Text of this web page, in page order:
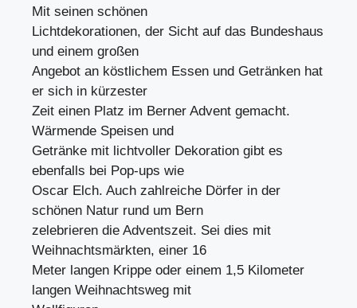
Mit seinen schönen
Lichtdekorationen, der Sicht auf das Bundeshaus
und einem großen
Angebot an köstlichem Essen und Getränken hat
er sich in kürzester
Zeit einen Platz im Berner Advent gemacht.
Wärmende Speisen und
Getränke mit lichtvoller Dekoration gibt es
ebenfalls bei Pop-ups wie
Oscar Elch. Auch zahlreiche Dörfer in der
schönen Natur rund um Bern
zelebrieren die Adventszeit. Sei dies mit
Weihnachtsmärkten, einer 16
Meter langen Krippe oder einem 1,5 Kilometer
langen Weihnachtsweg mit